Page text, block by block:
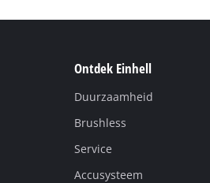
Ontdek Einhell
Duurzaamheid
Brushless
Service
Accusysteem